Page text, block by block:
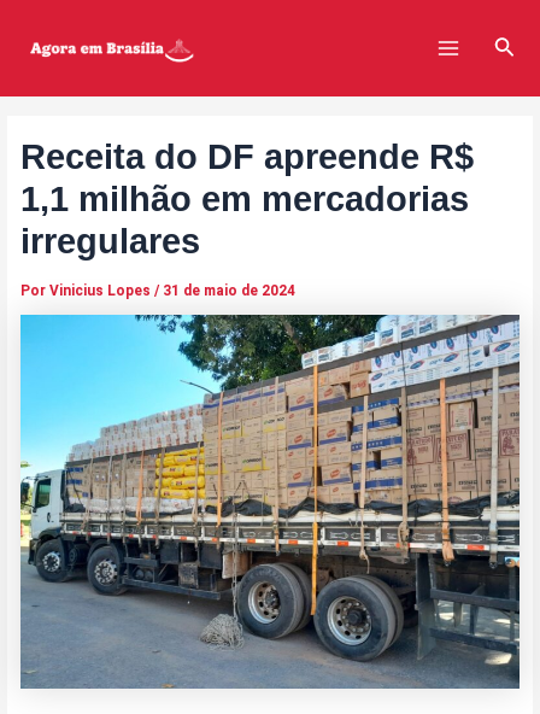
Menu
Receita do DF apreende R$
1,1 milhão em mercadorias
irregulares
Por Vinicius Lopes / 31 de maio de 2024